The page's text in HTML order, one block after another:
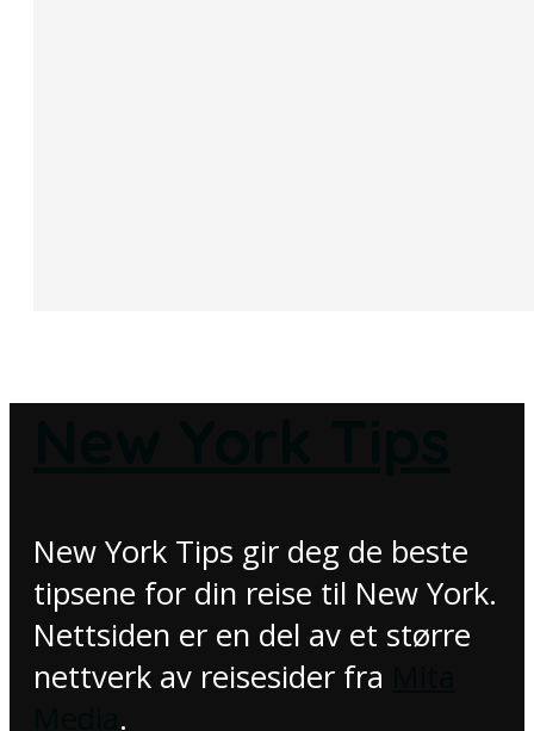
New York Tips gir deg de beste
tipsene for din reise til New York.
Nettsiden er en del av et større
nettverk av reisesider fra
.